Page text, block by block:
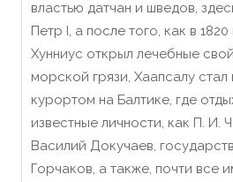
властью датчан и шведов,
Петр I, а после того, как в
Хунниус открыл лечебные
морской грязи, Хаапсалу стал
курортом на Балтике, где
известные личности, как П. И.
Василий Докучаев,
Горчаков, а также, почти все